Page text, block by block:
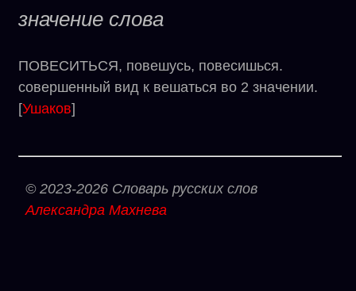
значение слова
ПОВЕСИТЬСЯ, повешусь, повесишься.
совершенный вид к вешаться во 2 значении.
[Ушаков]
© 2023-2026 Словарь русских слов
Александра Махнева